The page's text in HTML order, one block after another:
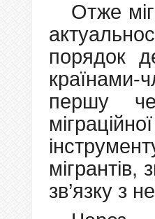
Отже
порядок
першу
мігрантів,
зв’язку з